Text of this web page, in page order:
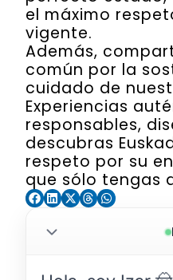
el máximo
vigente.
Además,
común por la
cuidado de
Experiencias
responsables,
descubras
respeto por su
que sólo tengas